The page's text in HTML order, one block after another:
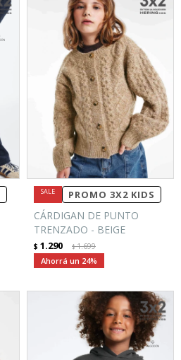
PROMO 3X2 KIDS
CÁRDIGAN DE PUNTO
TRENZADO - BEIGE
$ 1.290 $1.699
24